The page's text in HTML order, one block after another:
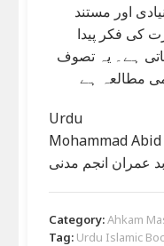
اور مستند
کی فکر پیدا
ہے۔ یہ تصوف
مطالعہ ہے
Urdu
Mohammad
عمران انجم مدنی
Category:Ahkam
Tag: Urdu Islamic